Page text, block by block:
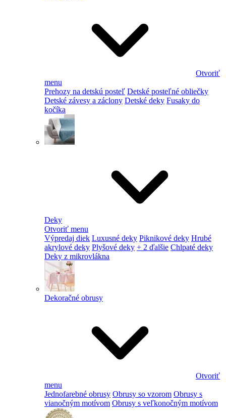
Otvoriť
menu
Prehozy na detskú posteľ Detské posteľné obliečky
Detské závesy a záclony Detské deky Fusaky do
kočíka
Deky
Otvoriť menu
Výpredaj diek Luxusné deky Piknikové deky Hrubé
akrylové deky Plyšové deky + 2 ďalšie Chlpaté deky
Deky z mikrovlákna
Dekoračné obrusy
Otvoriť
menu
Jednofarebné obrusy Obrusy so vzorom Obrusy s
vianočným motívom Obrusy s veľkonočným motívom